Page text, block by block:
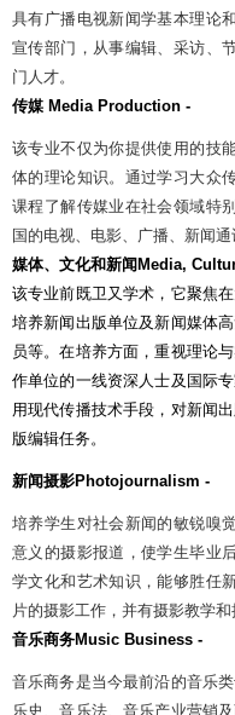
具有广播电视新闻学基本理论
宣传部门，从事编辑、采访、
门人才。
传媒 Media Production -
该专业不仅为你提供使用的技
体的理论知识。通过学习大众
课程了解传媒业在社会领域特
国的电视、电影、广播、新闻
媒体、文化和新闻Media,
该专业前既卫又学术，它聚焦
培养新闻出版单位及新闻媒体
员等。在培养方面，重视理论
作单位的一线资深人士及国际
用现代传播技术手段，对新闻
版编辑任务。
新闻摄影Photojournalism -
培养学生对社会新闻的敏锐嗅
意义的摄影报道，使学生毕业
学文化和艺术知识，能够胜任
片的摄影工作，并有摄影教学
音乐商务Music Business -
音乐商务是当今最前沿的音乐
乐史、音乐法、音乐产业营销